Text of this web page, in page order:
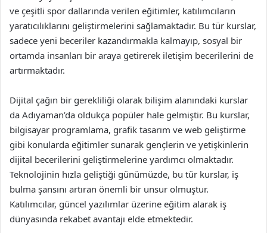
ve çeşitli spor dallarında verilen eğitimler, katılımcıların
yaratıcılıklarını geliştirmelerini sağlamaktadır. Bu tür kurslar,
sadece yeni beceriler kazandırmakla kalmayıp, sosyal bir
ortamda insanları bir araya getirerek iletişim becerilerini de
artırmaktadır.
Dijital çağın bir gerekliliği olarak bilişim alanındaki kurslar
da Adıyaman’da oldukça popüler hale gelmiştir. Bu kurslar,
bilgisayar programlama, grafik tasarım ve web geliştirme
gibi konularda eğitimler sunarak gençlerin ve yetişkinlerin
dijital becerilerini geliştirmelerine yardımcı olmaktadır.
Teknolojinin hızla geliştiği günümüzde, bu tür kurslar, iş
bulma şansını artıran önemli bir unsur olmuştur.
Katılımcılar, güncel yazılımlar üzerine eğitim alarak iş
dünyasında rekabet avantajı elde etmektedir.